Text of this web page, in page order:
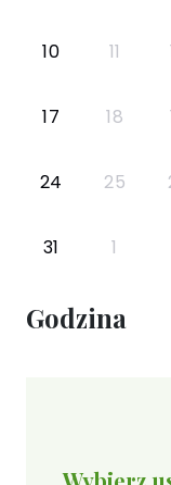
10 11
17 18
24 25
31 1
Godzina